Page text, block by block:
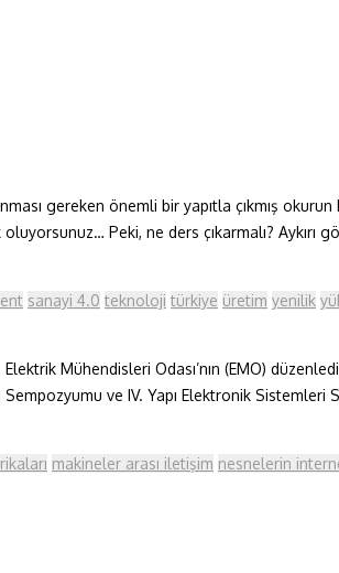
gereken önemli bir yapıtla çıkmış okurun
Peki, ne ders çıkarmalı? Aykırı
sanayi 4.0 teknoloji türkiye üretim yenilik
Mühendisleri Odası’nın (EMO)
ve IV. Yapı Elektronik
makineler arası iletişim nesnelerin